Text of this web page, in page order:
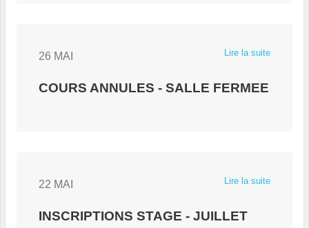
Lire la suite
26 MAI
COURS ANNULES - SALLE FERMEE
Lire la suite
22 MAI
INSCRIPTIONS STAGE - JUILLET